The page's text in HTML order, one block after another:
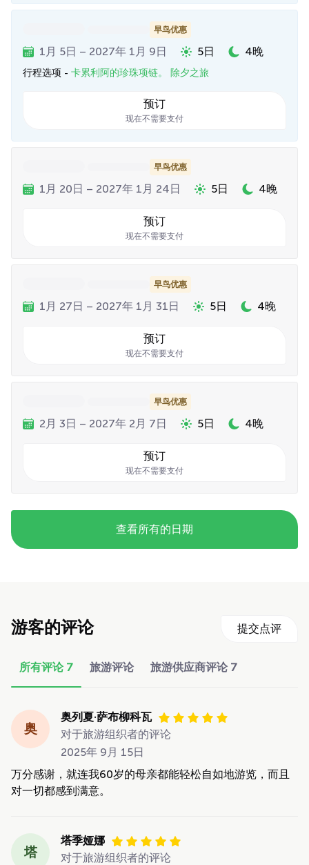
早鸟优惠
1月 5日 – 2027年 1月 9日 5日 4晚
行程选项 - 卡累利阿的珍珠项链。 除夕之旅
预订
现在不需要支付
早鸟优惠
1月 20日 – 2027年 1月 24日 5日 4晚
预订
现在不需要支付
早鸟优惠
1月 27日 – 2027年 1月 31日 5日 4晚
预订
现在不需要支付
早鸟优惠
2月 3日 – 2027年 2月 7日 5日 4晚
预订
现在不需要支付
查看所有的日期
游客的评论 提交点评
所有评论 7 旅游评论 旅游供应商评论 7
奥
奥列夏·萨布柳科瓦
对于旅游组织者的评论
2025年 9月 15日
万分感谢，就连我60岁的母亲都能轻松自如地游览，而且
对一切都感到满意。
塔
塔季娅娜
对于旅游组织者的评论